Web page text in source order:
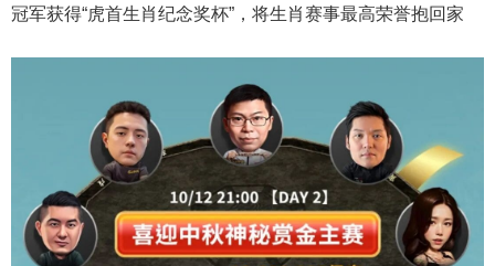
冠军获得“虎首生肖纪念奖杯”，将生肖赛事最高荣誉抱回家